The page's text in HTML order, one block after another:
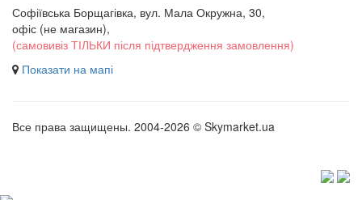
Софіївська Борщагівка, вул. Мала Окружна, 30,
офіс (не магазин),
(самовивіз ТІЛЬКИ після підтвердження замовлення)
Показати на мапі
Все права защищены. 2004-2026 © Skymarket.ua